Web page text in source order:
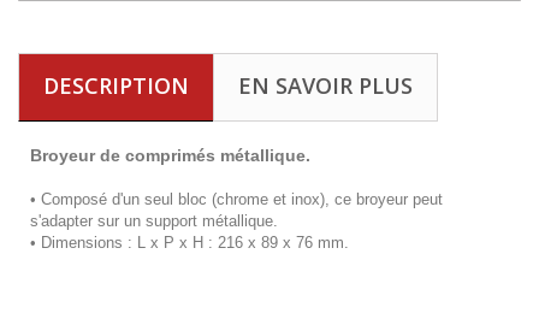
DESCRIPTION EN SAVOIR PLUS
Broyeur de comprimés métallique.
• Composé d'un seul bloc (chrome et inox), ce broyeur peut
s'adapter sur un support métallique.
• Dimensions : L x P x H : 216 x 89 x 76 mm.